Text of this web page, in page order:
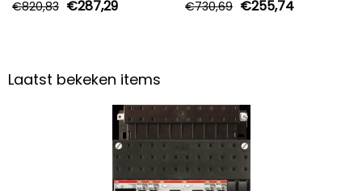
€820,83 €287,29
€730,69 €255,74
Laatst bekeken items